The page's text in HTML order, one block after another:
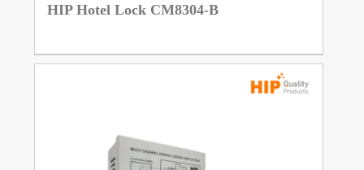
HIP Hotel Lock CM8304-B